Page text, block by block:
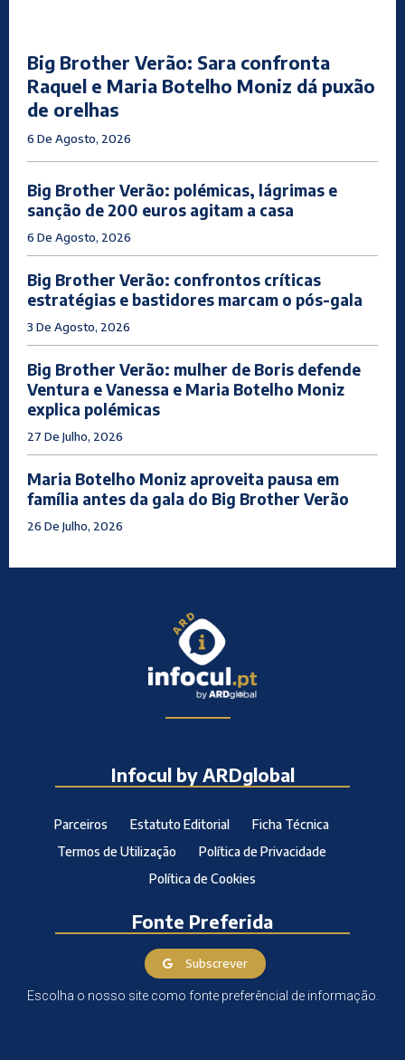
Big Brother Verão: Sara confronta
Raquel e Maria Botelho Moniz dá puxão
de orelhas
6 De Agosto, 2026
Big Brother Verão: polémicas, lágrimas e
sanção de 200 euros agitam a casa
6 De Agosto, 2026
Big Brother Verão: confrontos críticas
estratégias e bastidores marcam o pós-gala
3 De Agosto, 2026
Big Brother Verão: mulher de Boris defende
Ventura e Vanessa e Maria Botelho Moniz
explica polémicas
27 De Julho, 2026
Maria Botelho Moniz aproveita pausa em
família antes da gala do Big Brother Verão
26 De Julho, 2026
Infocul by ARDglobal
Parceiros Estatuto Editorial
Ficha Técnica
Termos de Utilização
Política de Privacidade
Política de Cookies
Fonte Preferida
Subscrever
Escolha o nosso site como fonte preferêncial de informação.